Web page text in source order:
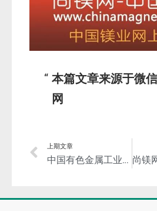
本篇文章来源于微
网
上期文章
中国有色金属工业协会镁业分会：关于共同促进镁行业健康发展的倡议书